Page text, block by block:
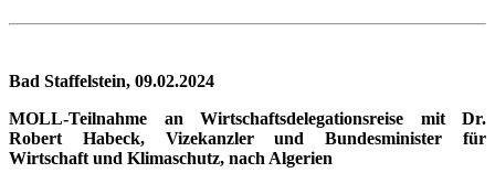
Bad Staffelstein, 09.02.2024
MOLL-Teilnahme an Wirtschaftsdelegationsreise mit Dr.
Robert Habeck, Vizekanzler und Bundesminister für
Wirtschaft und Klimaschutz, nach Algerien